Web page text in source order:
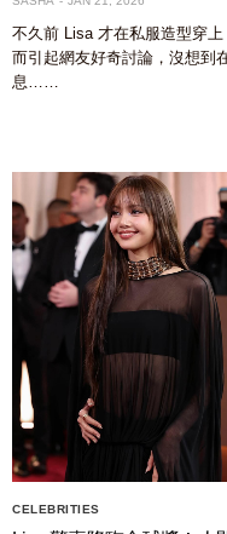
不久前 Lisa 才在私服造型穿
而引起網友好奇討論，沒想到
息……
CELEBRITIES